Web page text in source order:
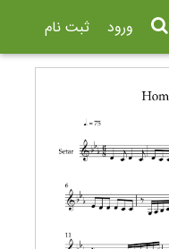
ثبت نام ورود